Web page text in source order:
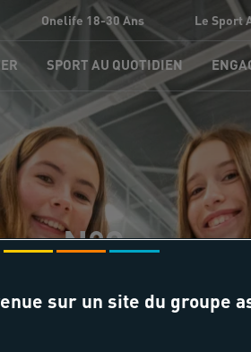
Onelife 18-30 Ans Le Sport
SPORT AU QUOTIDIEN
N°3 :
sur un site du groupe